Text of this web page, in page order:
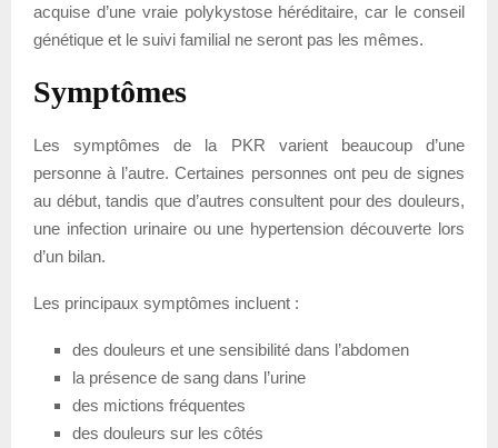
acquise d’une vraie polykystose héréditaire, car le conseil
génétique et le suivi familial ne seront pas les mêmes.
Symptômes
Les symptômes de la PKR varient beaucoup d’une
personne à l’autre. Certaines personnes ont peu de signes
au début, tandis que d’autres consultent pour des douleurs,
une infection urinaire ou une hypertension découverte lors
d’un bilan.
Les principaux symptômes incluent :
des douleurs et une sensibilité dans l’abdomen
la présence de sang dans l’urine
des mictions fréquentes
des douleurs sur les côtés